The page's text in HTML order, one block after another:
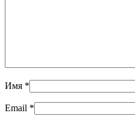
Имя *
Email *